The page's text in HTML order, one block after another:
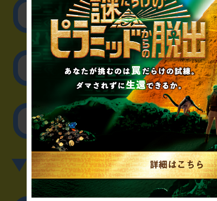
リアル脱出ゲーム制作
取材に関するお
その他のご相談／
▼英語、中国語でのお問